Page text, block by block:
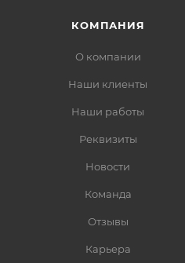
КОМПАНИЯ
О компании
Наши клиенты
Наши работы
Реквизиты
Новости
Команда
Отзывы
Карьера